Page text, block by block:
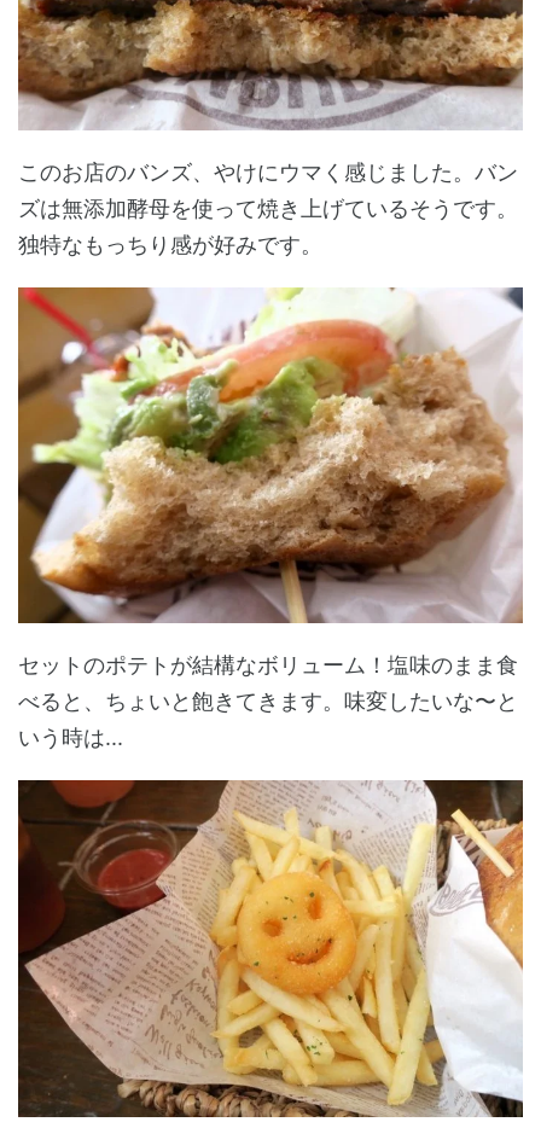
このお店のバンズ、やけにウマく感じました。バン
ズは無添加酵母を使って焼き上げているそうです。
独特なもっちり感が好みです。
セットのポテトが結構なボリューム！塩味のまま食
べると、ちょいと飽きてきます。味変したいな〜と
いう時は...